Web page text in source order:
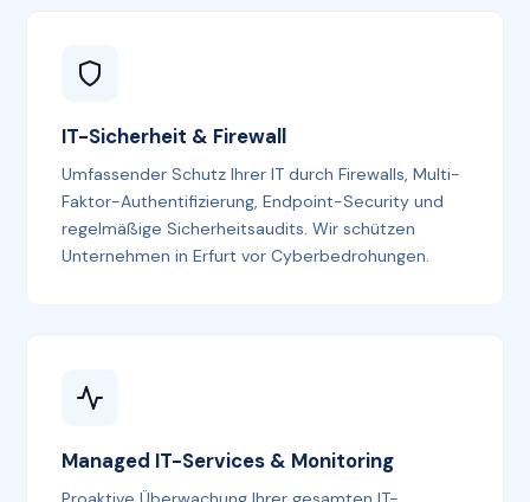
IT-Sicherheit & Firewall
Umfassender Schutz Ihrer IT durch Firewalls, Multi-
Faktor-Authentifizierung, Endpoint-Security und
regelmäßige Sicherheitsaudits. Wir schützen
Unternehmen in Erfurt vor Cyberbedrohungen.
Managed IT-Services & Monitoring